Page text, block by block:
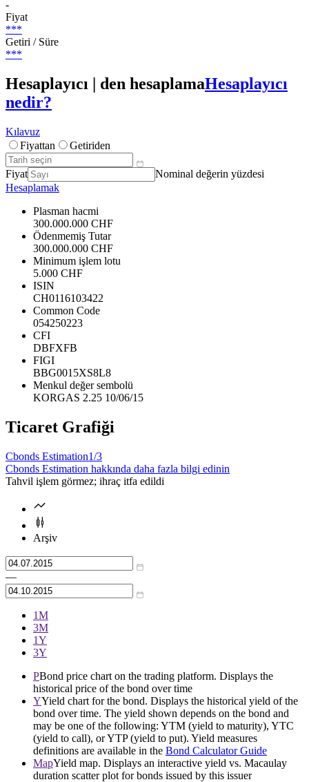
-
Fiyat
***
Getiri / Süre
***
Hesaplayıcı | den hesaplamaHesaplayıcı
nedir?
Kılavuz
Fiyattan
Getiriden
Fiyat
Nominal değerin yüzdesi
Hesaplamak
Plasman hacmi
300.000.000 CHF
Ödenmemiş Tutar
300.000.000 CHF
Minimum işlem lotu
5.000 CHF
ISIN
CH0116103422
Common Code
054250223
CFI
DBFXFB
FIGI
BBG0015XS8L8
Menkul değer sembolü
KORGAS 2.25 10/06/15
Ticaret Grafiği
Cbonds Estimation1/3
Cbonds Estimation hakkında daha fazla bilgi edinin
Tahvil işlem görmez; ihraç itfa edildi
Arşiv
—
1М
3М
1Y
3Y
PBond price chart on the trading platform. Displays the
historical price of the bond over time
YYield chart for the bond. Displays the historical yield of the
bond over time. The yield shown depends on the bond and
may be one of the following: YTM (yield to maturity), YTC
(yield to call), or YTP (yield to put). Yield measures
definitions are available in the Bond Calculator Guide
MapYield map. Displays an interactive yield vs. Macaulay
duration scatter plot for bonds issued by this issuer